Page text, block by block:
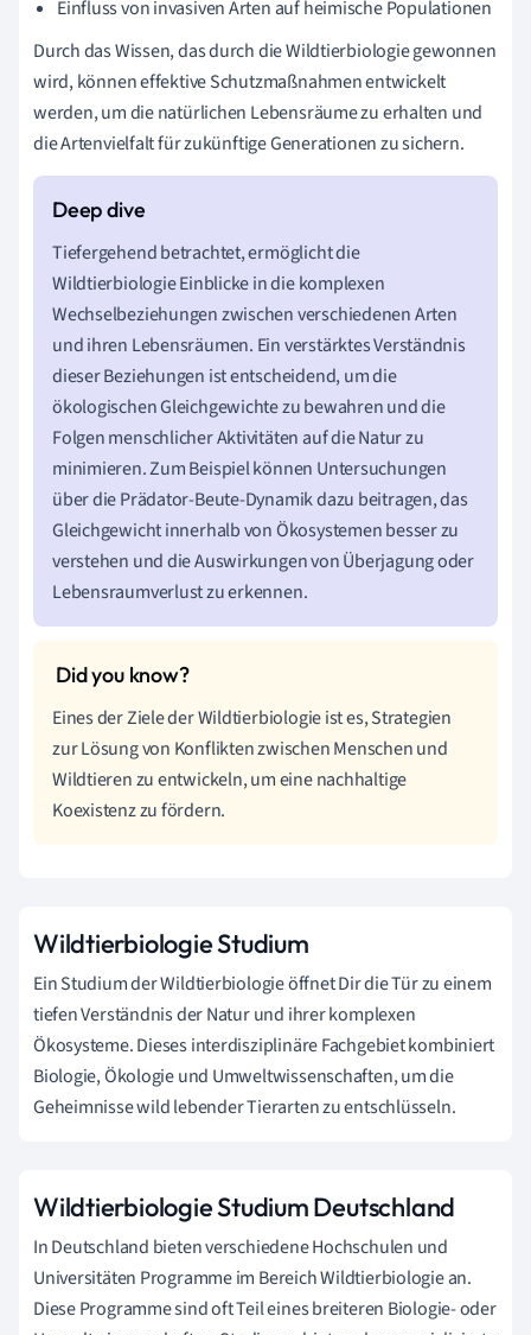
Einfluss von invasiven Arten auf heimische Populationen
Durch das Wissen, das durch die Wildtierbiologie gewonnen
wird, können effektive Schutzmaßnahmen entwickelt
werden, um die natürlichen Lebensräume zu erhalten und
die Artenvielfalt für zukünftige Generationen zu sichern.
Tiefergehend betrachtet, ermöglicht die
Wildtierbiologie Einblicke in die komplexen
Wechselbeziehungen zwischen verschiedenen Arten
und ihren Lebensräumen. Ein verstärktes Verständnis
dieser Beziehungen ist entscheidend, um die
ökologischen Gleichgewichte zu bewahren und die
Folgen menschlicher Aktivitäten auf die Natur zu
minimieren. Zum Beispiel können Untersuchungen
über die Prädator-Beute-Dynamik dazu beitragen, das
Gleichgewicht innerhalb von Ökosystemen besser zu
verstehen und die Auswirkungen von Überjagung oder
Lebensraumverlust zu erkennen.
Eines der Ziele der Wildtierbiologie ist es, Strategien
zur Lösung von Konflikten zwischen Menschen und
Wildtieren zu entwickeln, um eine nachhaltige
Koexistenz zu fördern.
Wildtierbiologie Studium
Ein Studium der Wildtierbiologie öffnet Dir die Tür zu einem
tiefen Verständnis der Natur und ihrer komplexen
Ökosysteme. Dieses interdisziplinäre Fachgebiet kombiniert
Biologie, Ökologie und Umweltwissenschaften, um die
Geheimnisse wild lebender Tierarten zu entschlüsseln.
Wildtierbiologie Studium Deutschland
In Deutschland bieten verschiedene Hochschulen und
Universitäten Programme im Bereich Wildtierbiologie an.
Diese Programme sind oft Teil eines breiteren Biologie- oder